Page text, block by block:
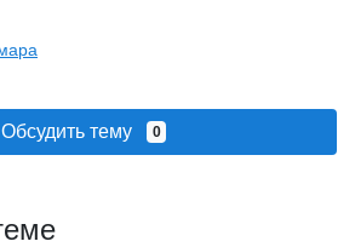
Обсудить тему 0